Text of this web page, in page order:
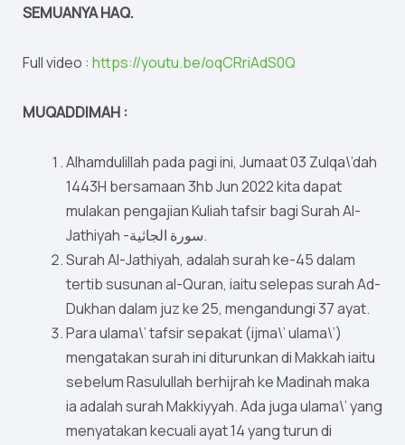
SEMUANYA HAQ.
Full video : https://youtu.be/oqCRriAdS0Q
MUQADDIMAH :
Alhamdulillah pada pagi ini, Jumaat 03 Zulqa\’dah
1443H bersamaan 3hb Jun 2022 kita dapat
mulakan pengajian Kuliah tafsir bagi Surah Al-
Jathiyah -سورة الجاثية.
Surah Al-Jathiyah, adalah surah ke-45 dalam
tertib susunan al-Quran, iaitu selepas surah Ad-
Dukhan dalam juz ke 25, mengandungi 37 ayat.
Para ulama\’ tafsir sepakat (ijma\’ ulama\’)
mengatakan surah ini diturunkan di Makkah iaitu
sebelum Rasulullah berhijrah ke Madinah maka
ia adalah surah Makkiyyah. Ada juga ulama\’ yang
menyatakan kecuali ayat 14 yang turun di